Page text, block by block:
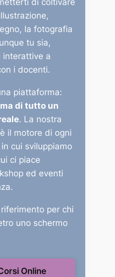
di coltivare
la fotografia
tu sia,
interattive a
i docenti.
piattaforma:
di tutto un
. La nostra
il motore di ogni
cui sviluppiamo
ci piace
ed eventi
per chi
uno schermo
Online